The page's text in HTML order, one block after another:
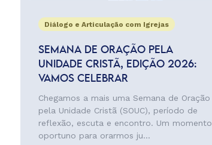
Diálogo e Articulação com Igrejas
SEMANA DE ORAÇÃO PELA
UNIDADE CRISTÃ, EDIÇÃO 2026:
VAMOS CELEBRAR
Chegamos a mais uma Semana de Oração
pela Unidade Cristã (SOUC), período de
reflexão, escuta e encontro. Um momento
oportuno para orarmos ju...